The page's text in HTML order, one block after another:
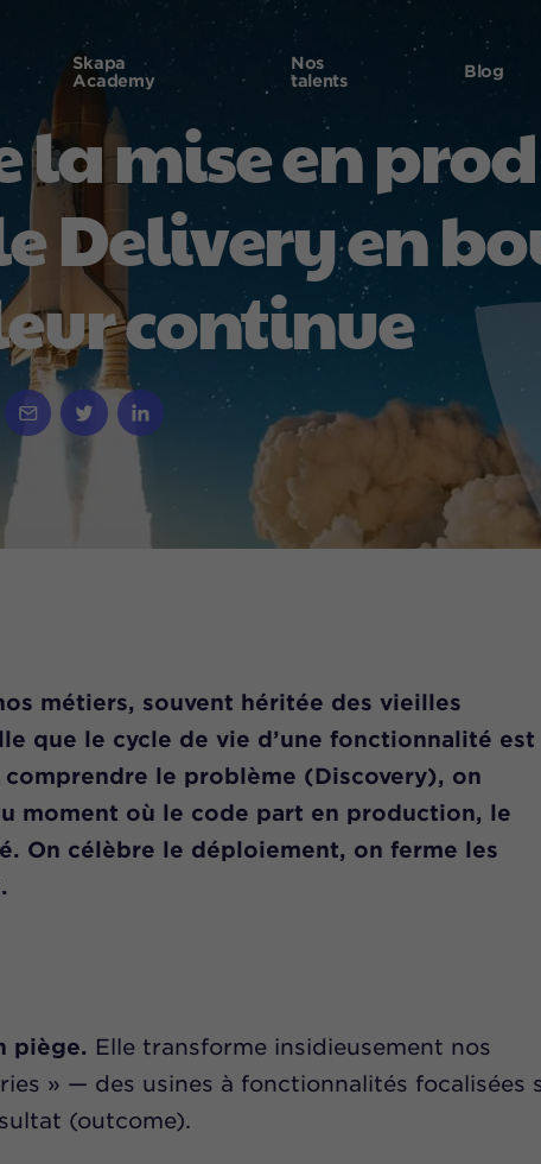
Skapa
Academy
Nos
talents
Blog
la mise en
Delivery en
continue
métiers, souvent héritée des vieilles
que le cycle de vie d’une fonctionnalité est
comprendre le problème (Discovery), on
moment où le code part en production, le
On célèbre le déploiement, on ferme les
piège. Elle transforme insidieusement nos
» — des usines à fonctionnalités focalisées
(outcome).